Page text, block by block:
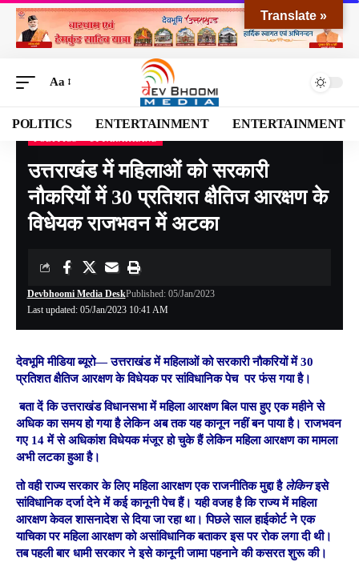
Aa
POLITICS ENTERTAINMENT ENTERTAINMENT
Devbhoomi Media >Blog>NATIONAL>UTTARAKHAND>
उत्तराखंड में महिलाओं को सरकारी
नौकरियों में 30 प्रतिशत क्षैतिज आरक्षण के
विधेयक राजभवन में अटका
Last updated: 05/Jan/2023 10:41 AM
Devbhoomi Media DeskPublished: 05/Jan/2023
देवभूमि मीडिया ब्यूरो—उत्तराखंड में महिलाओं को सरकारी नौकरियों में 30
प्रतिशत क्षैतिज आरक्षण के विधेयक पर सांविधानिक पेच पर फंस गया है।
बता दें कि उत्तराखंड विधानसभा में महिला आरक्षण बिल पास हुए एक महीने से
अधिक का समय हो गया है लेकिन अब तक यह कानून नहीं बन पाया है। राजभवन
गए 14 में से अधिकांश विधेयक मंजूर हो चुके हैं लेकिन महिला आरक्षण का मामला
अभी लटका हुआ है।
तो वही राज्य सरकार के लिए महिला आरक्षण एक राजनीतिक मुद्दा हैलेकिनइसे
सांविधानिक दर्जा देने में कई कानूनी पेच हैं। यही वजह है कि राज्य में महिला
आरक्षण केवल शासनादेश से दिया जा रहा था। पिछले साल हाईकोर्ट ने एक
याचिका पर महिला आरक्षण को असांविधानिक बताकर इस पर रोक लगा दी थी।
तब पहली बार धामी सरकार ने इसे कानूनी जामा पहनाने की कसरत शुरू की।
Translate »